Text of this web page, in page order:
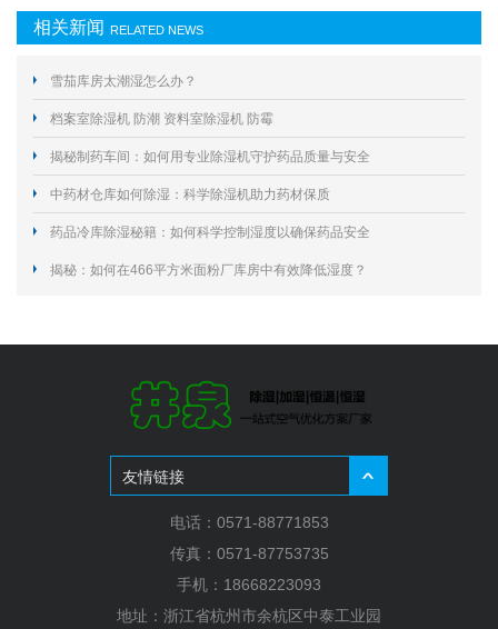
相关新闻 RELATED NEWS
雪茄库房太潮湿怎么办？
档案室除湿机 防潮 资料室除湿机 防霉
揭秘制药车间：如何用专业除湿机守护药品质量与安全
中药材仓库如何除湿：科学除湿机助力药材保质
药品冷库除湿秘籍：如何科学控制湿度以确保药品安全
揭秘：如何在466平方米面粉厂库房中有效降低湿度？
友情链接
电话：0571-88771853
传真：0571-87753735
手机：18668223093
地址：浙江省杭州市余杭区中泰工业园